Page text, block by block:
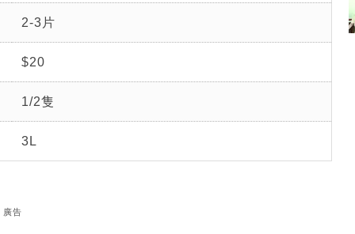
2-3片
$20
1/2隻
3L
廣告